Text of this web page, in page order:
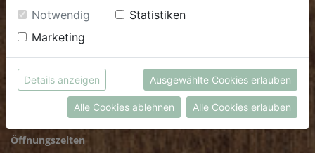
Fr: 8.00 - 15.00 Uhr
.dieBiokiste@biohof.at
T.+43 7272 2597
FRISCHMARKT
Öffnungszeiten
Cookies zu. Unter "Details anzeigen" findest du alle
Infos zu den unterschiedlichen Cookies, du kannst
auch entscheiden, welche Cookies du erlauben
möchtest.
Weitere Informationen findest du in unserer
Datenschutzerklärung
bzw. imImpressum
Notwendig
Statistiken
Marketing
Details anzeigen Ausgewählte Cookies erlauben
Alle Cookies ablehnen Alle Cookies erlauben